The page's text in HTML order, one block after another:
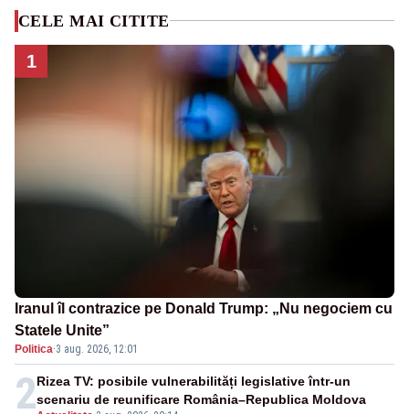
CELE MAI CITITE
1
Iranul îl contrazice pe Donald Trump: „Nu negociem cu
Statele Unite”
Politica·3 aug. 2026, 12:01
2Rizea TV: posibile vulnerabilități legislative într-un
scenariu de reunificare România–Republica Moldova